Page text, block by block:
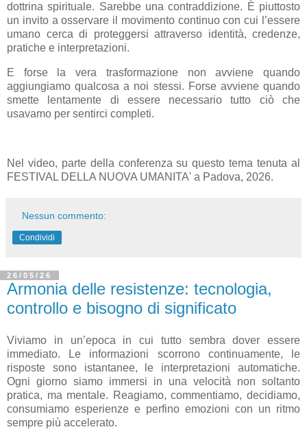
dottrina spirituale. Sarebbe una contraddizione. È piuttosto
un invito a osservare il movimento continuo con cui l’essere
umano cerca di proteggersi attraverso identità, credenze,
pratiche e interpretazioni.
E forse la vera trasformazione non avviene quando
aggiungiamo qualcosa a noi stessi. Forse avviene quando
smette lentamente di essere necessario tutto ciò che
usavamo per sentirci completi.
Nel video, parte della conferenza su questo tema tenuta al
FESTIVAL DELLA NUOVA UMANITA' a Padova, 2026.
Nessun commento:
Condividi
26/05/26
Armonia delle resistenze: tecnologia,
controllo e bisogno di significato
Viviamo in un’epoca in cui tutto sembra dover essere
immediato. Le informazioni scorrono continuamente, le
risposte sono istantanee, le interpretazioni automatiche.
Ogni giorno siamo immersi in una velocità non soltanto
pratica, ma mentale. Reagiamo, commentiamo, decidiamo,
consumiamo esperienze e perfino emozioni con un ritmo
sempre più accelerato.